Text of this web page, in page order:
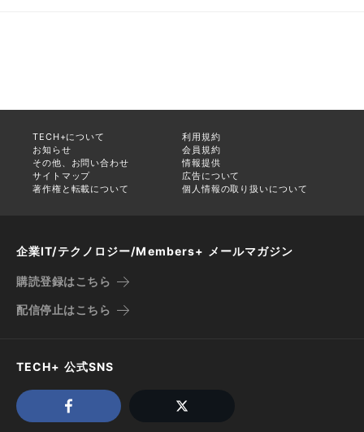
TECH+について
利用規約
お知らせ
会員規約
その他、お問い合わせ
情報提供
サイトマップ
広告について
著作権と転載について
個人情報の取り扱いについて
企業IT/テクノロジー/Members+ メールマガジン
購読登録はこちら
配信停止はこちら
TECH+ 公式SNS